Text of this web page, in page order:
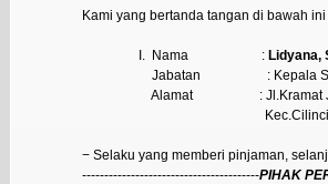
Kami yang bertanda tangan di bawah ini
I. Nama : Lidyana,
Jabatan
: Kepala
Alamat
: Jl.Kramat
− Selaku yang memberi pinjaman,
----------------------------------------PIHAK